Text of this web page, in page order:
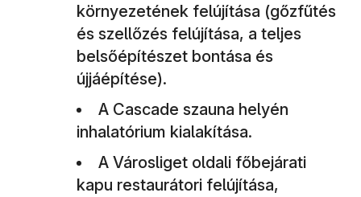
környezetének felújítása (gőzfűtés
és szellőzés felújítása, a teljes
belsőépítészet bontása és
újjáépítése).
A Cascade szauna helyén
inhalatórium kialakítása.
A Városliget oldali főbejárati
kapu restaurátori felújítása,